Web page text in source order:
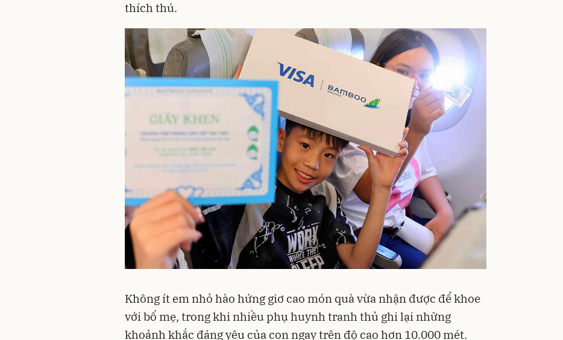
thích thú.
Không ít em nhỏ hào hứng giơ cao món quà vừa nhận được để khoe
với bố mẹ, trong khi nhiều phụ huynh tranh thủ ghi lại những
khoảnh khắc đáng yêu của con ngay trên độ cao hơn 10.000 mét.